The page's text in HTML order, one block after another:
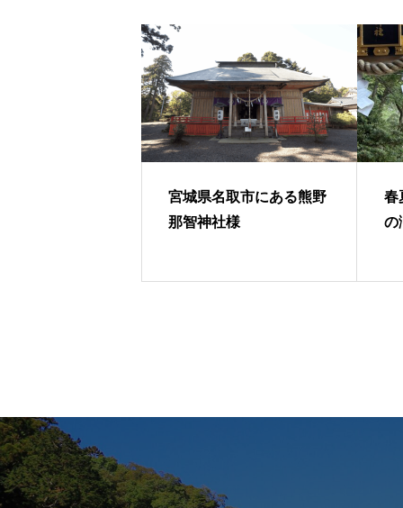
宮城県名取市にある熊野
那智神社様
春
の